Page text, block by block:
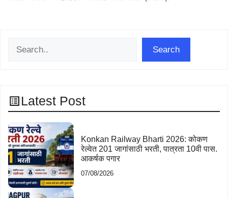
Search
Latest Post
Konkan Railway Bharti 2026: कोकण
रेल्वेत 201 जागांसाठी भरती, पात्रता 10वी पास.
आकर्षक पगार
07/08/2026